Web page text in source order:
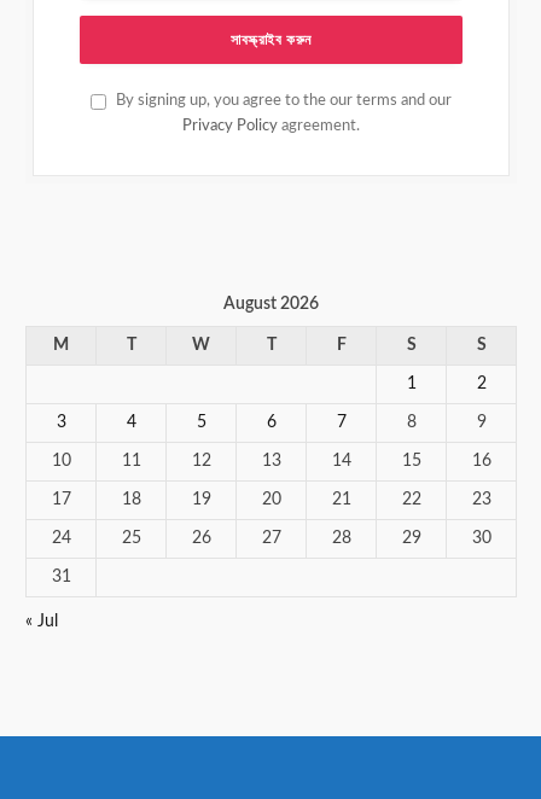
By signing up, you agree to the our terms and our
Privacy Policy agreement.
August 2026
M T W T F S S
1 2
3 4 5 6 7 8 9
10 11 12 13 14 15 16
17 18 19 20 21 22 23
24 25 26 27 28 29 30
31
« Jul